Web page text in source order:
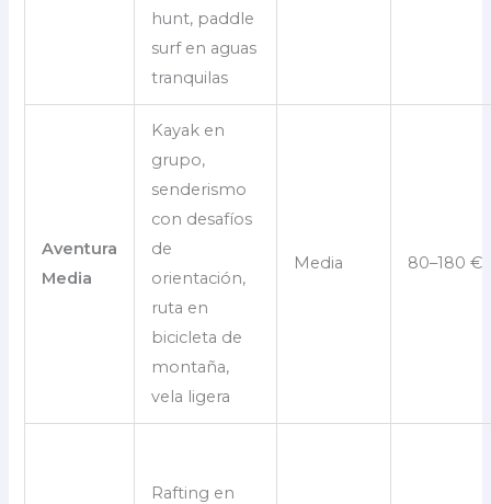
hunt, paddle
surf en aguas
tranquilas
Aventura
Media
Kayak en
grupo,
senderismo
con desafíos
de
orientación,
ruta en
bicicleta de
montaña,
vela ligera
Media 80–180 €
Rafting en